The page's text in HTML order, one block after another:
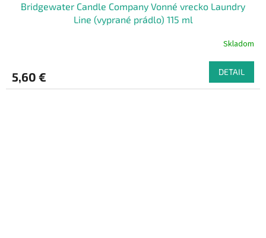
Bridgewater Candle Company Vonné vrecko Laundry
Line (vyprané prádlo) 115 ml
Skladom
5,60 € DETAIL